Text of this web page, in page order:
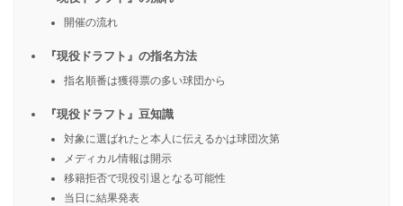
開催の流れ
『現役ドラフト』の指名方法
指名順番は獲得票の多い球団から
『現役ドラフト』豆知識
対象に選ばれたと本人に伝えるかは球団次第
メディカル情報は開示
移籍拒否で現役引退となる可能性
当日に結果発表